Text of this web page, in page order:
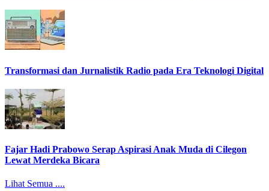
Transformasi dan Jurnalistik Radio pada Era Teknologi Digital
Fajar Hadi Prabowo Serap Aspirasi Anak Muda di Cilegon
Lewat Merdeka Bicara
Lihat Semua ....